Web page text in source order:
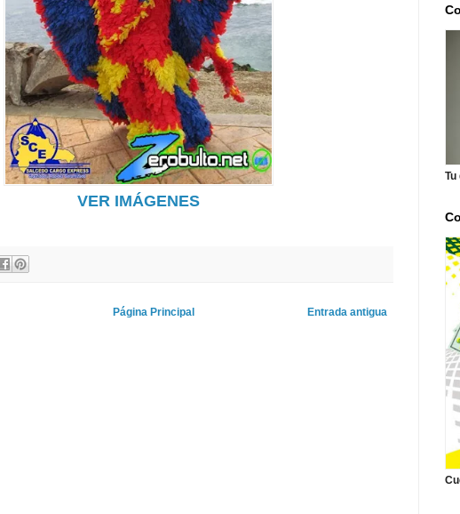
VER IMÁGENES
Entrada antigua
Página Principal
Tu